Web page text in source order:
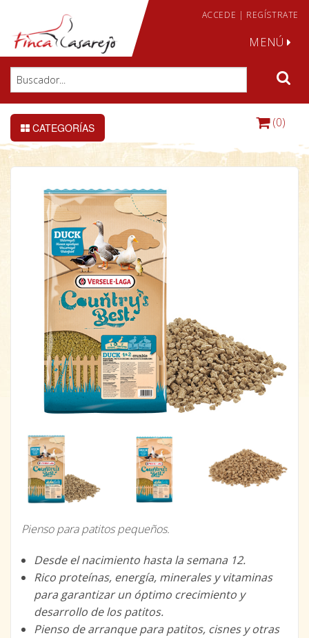
ACCEDE | REGÍSTRATE
MENÚ
CATEGORÍAS (0)
Pienso para patitos pequeños.
Desde el nacimiento hasta la semana 12.
Rico proteínas, energía, minerales y vitaminas
para garantizar un óptimo crecimiento y
desarrollo de los patitos.
Pienso de arranque para patitos, cisnes y otras